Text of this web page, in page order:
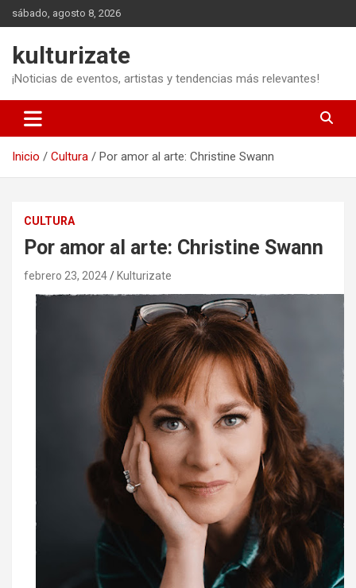
Saltar
al
sábado, agosto 8, 2026
kulturizate
¡Noticias de eventos, artistas y tendencias más relevantes!
Inicio Cultura Por amor al arte: Christine Swann
CULTURA
Por amor al arte: Christine Swann
febrero 23, 2024 Kulturizate